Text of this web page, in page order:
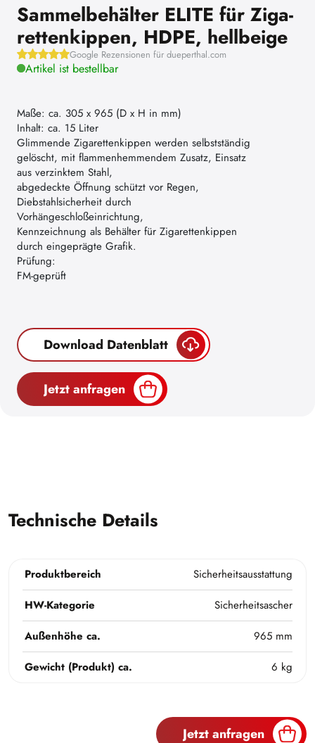
Sammelbehälter ELITE für Ziga-
rettenkippen, HDPE, hellbeige
Google Rezensionen für dueperthal.com
Artikel ist bestellbar
Maße: ca. 305 x 965 (D x H in mm)
Inhalt: ca. 15 Liter
Glimmende Zigarettenkippen werden selbstständig
gelöscht, mit flammenhemmendem Zusatz, Einsatz
aus verzinktem Stahl,
abgedeckte Öffnung schützt vor Regen,
Diebstahlsicherheit durch
Vorhängeschloßeinrichtung,
Kennzeichnung als Behälter für Zigarettenkippen
durch eingeprägte Grafik.
Prüfung:
FM-geprüft
Download Datenblatt
Jetzt anfragen
Technische Details
Produktbereich
Sicherheitsausstattung
HW-Kategorie
Sicherheitsascher
Außenhöhe ca.
965 mm
Gewicht (Produkt) ca.
6 kg
Jetzt anfragen